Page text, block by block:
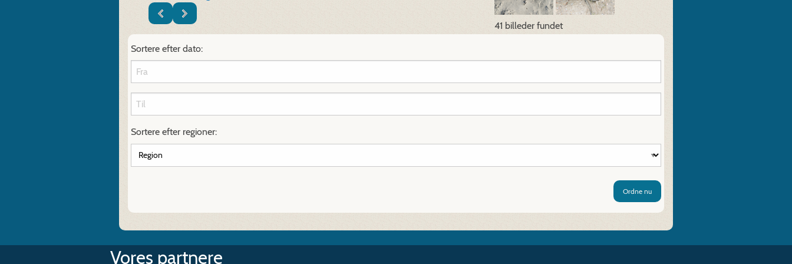
41 billeder fundet
Sortere efter dato:
Sortere efter regioner:
Ordne nu
Vores partnere